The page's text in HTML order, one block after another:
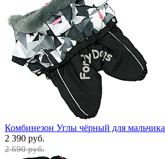
Комбинезон Углы чёрный для мальчика
2 390 руб.
2 690 руб.